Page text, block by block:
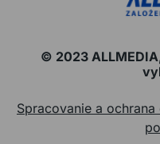
© 2023
Spracovanie a